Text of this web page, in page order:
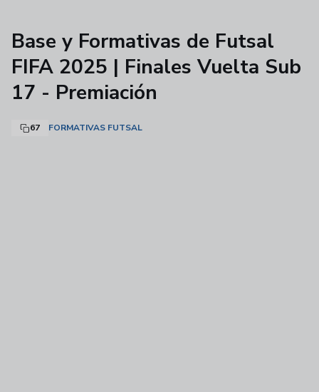
Base y Formativas de Futsal
FIFA 2025 | Finales Vuelta Sub
17 - Premiación
67 FORMATIVAS FUTSAL